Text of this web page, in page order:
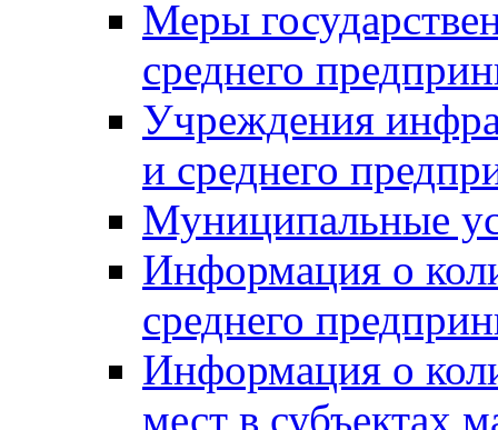
Меры
среднего
Учреждения
и среднего
Муниципальные
Информация о
среднего
Информация о
мест в субъектах